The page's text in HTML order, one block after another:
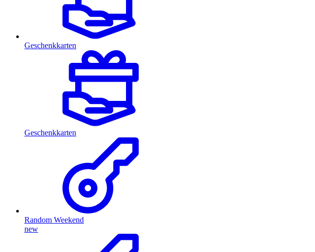
Geschenkkarten
Geschenkkarten
Random Weekend
new